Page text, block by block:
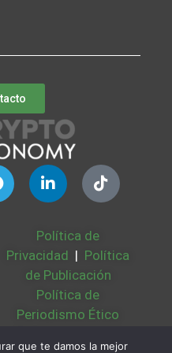
Política de
Privacidad | Política
de Publicación
Política de
Periodismo Ético
que te damos la mejor